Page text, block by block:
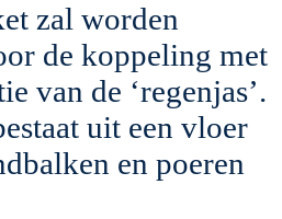
zal worden
de koppeling met
van de ‘regenjas’.
uit een vloer
en poeren